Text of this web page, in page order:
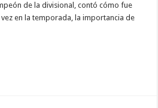
de la divisional, contó cómo fue
en la temporada, la importancia de